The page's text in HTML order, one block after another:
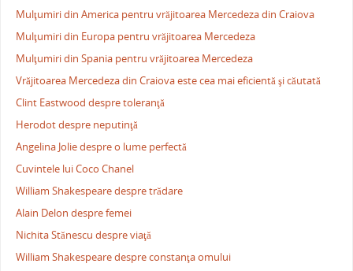
Mulţumiri din America pentru vrăjitoarea Mercedeza din Craiova
Mulţumiri din Europa pentru vrăjitoarea Mercedeza
Mulţumiri din Spania pentru vrăjitoarea Mercedeza
Vrăjitoarea Mercedeza din Craiova este cea mai eficientă şi căutată
Clint Eastwood despre toleranţă
Herodot despre neputinţă
Angelina Jolie despre o lume perfectă
Cuvintele lui Coco Chanel
William Shakespeare despre trădare
Alain Delon despre femei
Nichita Stănescu despre viaţă
William Shakespeare despre constanţa omului